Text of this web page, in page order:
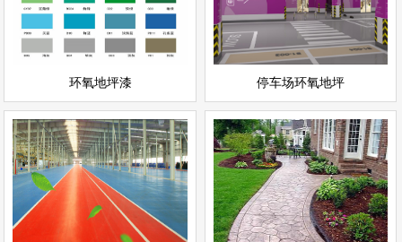
环氧地坪漆
立即询问
停车场环氧地坪
立即询问
聚氨酯超耐磨环氧地坪
聚氨酯地坪
立即询问
压花地坪
彩色地坪
查看详情
立即询问